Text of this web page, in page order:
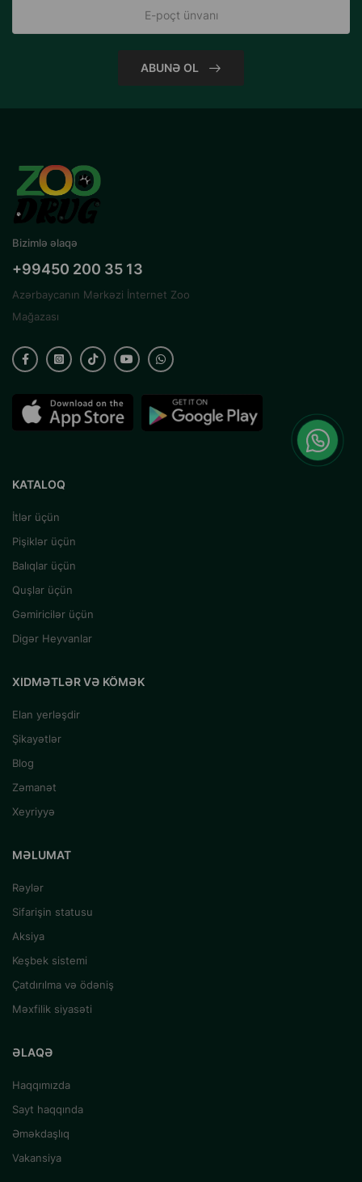
ABUNƏ OL
Bizimlə əlaqə
+99450 200 35 13
Azərbaycanın Mərkəzi İnternet Zoo
Mağazası
KATALOQ
İtlər üçün
Pişiklər üçün
Balıqlar üçün
Quşlar üçün
Gəmiricilər üçün
Digər Heyvanlar
XIDMƏTLƏR VƏ KÖMƏK
Elan yerləşdir
Şikayətlər
Blog
Zəmanət
Xeyriyyə
MƏLUMAT
Rəylər
Sifarişin statusu
Aksiya
Keşbek sistemi
Çatdırılma və ödəniş
Məxfilik siyasəti
ƏLAQƏ
Haqqımızda
Sayt haqqında
Əməkdaşlıq
Vakansiya